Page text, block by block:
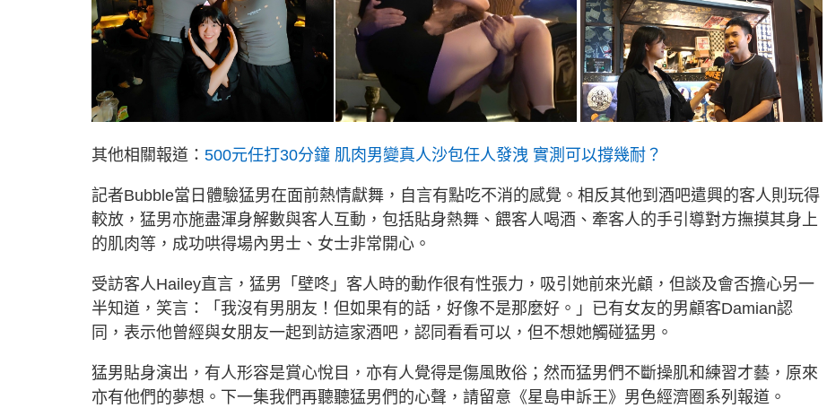
其他相關報道： 500元任打30分鐘 肌肉男變真人沙包任人發洩 實測可以撐幾耐？
記者Bubble當日體驗猛男在面前熱情獻舞，自言有點吃不消的感覺。相反其他到酒吧遣興的客人則玩得
較放，猛男亦施盡渾身解數與客人互動，包括貼身熱舞、餵客人喝酒、牽客人的手引導對方撫摸其身上
的肌肉等，成功哄得場內男士、女士非常開心。
受訪客人Hailey直言，猛男「壁咚」客人時的動作很有性張力，吸引她前來光顧，但談及會否擔心另一
半知道，笑言：「我沒有男朋友！但如果有的話，好像不是那麼好。」已有女友的男顧客Damian認
同，表示他曾經與女朋友一起到訪這家酒吧，認同看看可以，但不想她觸碰猛男。
猛男貼身演出，有人形容是賞心悅目，亦有人覺得是傷風敗俗；然而猛男們不斷操肌和練習才藝，原來
亦有他們的夢想。下一集我們再聽聽猛男們的心聲，請留意《星島申訴王》男色經濟圈系列報道。